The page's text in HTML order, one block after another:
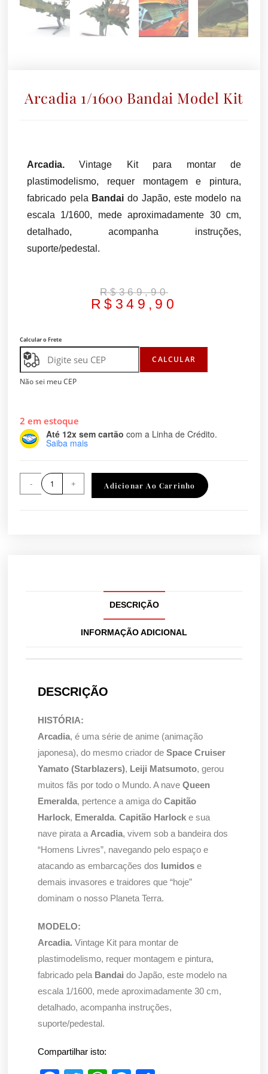
Arcadia 1/1600 Bandai Model Kit
Arcadia.Vintage Kit para montar de
plastimodelismo, requer montagem e pintura,
fabricado pela Bandai do Japão, este modelo na
escala 1/1600, mede aproximadamente 30 cm,
detalhado, acompanha instruções,
suporte/pedestal.
R$369,90
R$ 349,90
Calcular o Frete
CALCULAR
Não sei meu CEP
2 em estoque
Até 12x sem cartão com a Linha de Crédito.
Saiba mais
- + Adicionar Ao Carrinho
DESCRIÇÃO
INFORMAÇÃO ADICIONAL
DESCRIÇÃO
HISTÓRIA:
Arcadia, é uma série de anime (animação
japonesa), do mesmo criador deSpace Cruiser
Yamato (Starblazers), Leiji Matsumoto, gerou
muitos fãs por todo o Mundo. A naveQueen
Emeralda, pertence a amiga doCapitão
Harlock, Emeralda.Capitão Harlock e sua
nave pirata a Arcadia, vivem sob a bandeira dos
“Homens Livres”, navegando pelo espaço e
atacando as embarcações dos Iumidos e
demais invasores e traidores que “hoje”
dominam o nosso Planeta Terra.
MODELO:
Arcadia.Vintage Kit para montar de
plastimodelismo, requer montagem e pintura,
fabricado pela Bandai do Japão, este modelo na
escala 1/1600, mede aproximadamente 30 cm,
detalhado, acompanha instruções,
suporte/pedestal.
Compartilhar isto: